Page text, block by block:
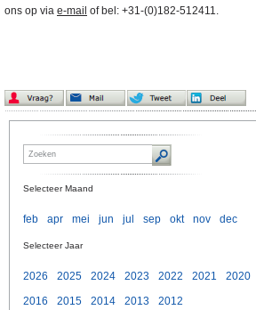
ons op via e-mail of bel: +31-(0)182-512411.
Selecteer Maand
feb apr mei jun jul sep okt nov dec
Selecteer Jaar
2026 2025 2024 2023 2022 2021 2020
2016
2015 2014 2013 2012